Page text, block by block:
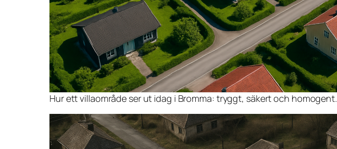
Hur ett villaområde ser ut idag i Bromma: tryggt, säkert och homogent.